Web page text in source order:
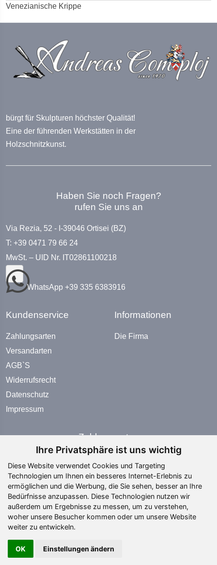
Ihre Privatsphäre ist uns wichtig
Diese Website verwendet Cookies und Targeting
Technologien um Ihnen ein besseres Internet-Erlebnis zu
ermöglichen und die Werbung, die Sie sehen, besser an Ihre
Bedürfnisse anzupassen. Diese Technologien nutzen wir
außerdem um Ergebnisse zu messen, um zu verstehen,
woher unsere Besucher kommen oder um unsere Website
weiter zu entwickeln.
OK Einstellungen ändern
Venezianische Krippe
bürgt für Skulpturen höchster Qualität!
Eine der führenden Werkstätten in der
Holzschnitzkunst.
Haben Sie noch Fragen?
rufen Sie uns an
Via Rezia, 52 - I-39046 Ortisei (BZ)
T: +39 0471 79 66 24
MwSt. – UID Nr. IT02861100218
WhatsApp +39 335 6383916
Kundenservice
Zahlungsarten
Versandarten
AGB`S
Widerrufsrecht
Datenschutz
Impressum
Informationen
Die Firma
Zahlungsarten
Social Media